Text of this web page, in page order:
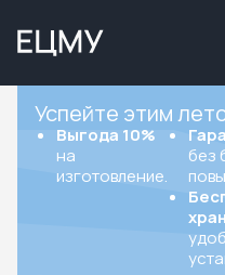
Успейте этим
Выгода 10%
на
изготовление.
без